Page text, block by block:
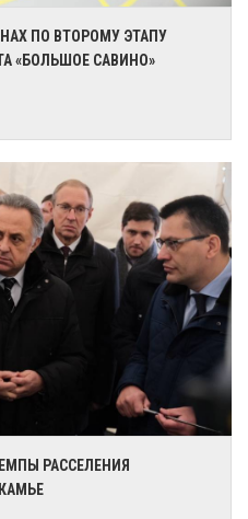
ПО ВТОРОМУ ЭТАПУ
«БОЛЬШОЕ САВИНО»
РАССЕЛЕНИЯ